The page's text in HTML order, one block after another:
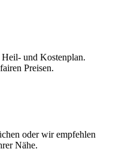
und Kostenplan.
Preisen.
oder wir empfehlen
Nähe.